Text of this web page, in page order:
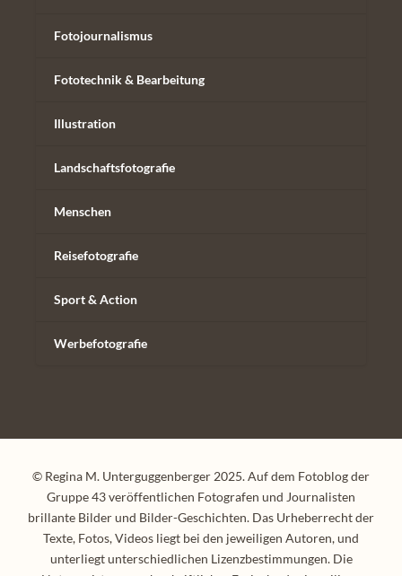
Fotojournalismus
Fototechnik & Bearbeitung
Illustration
Landschaftsfotografie
Menschen
Reisefotografie
Sport & Action
Werbefotografie
© Regina M. Unterguggenberger 2025. Auf dem Fotoblog der
Gruppe 43 veröffentlichen Fotografen und Journalisten
brillante Bilder und Bilder-Geschichten. Das Urheberrecht der
Texte, Fotos, Videos liegt bei den jeweiligen Autoren, und
unterliegt unterschiedlichen Lizenzbestimmungen. Die